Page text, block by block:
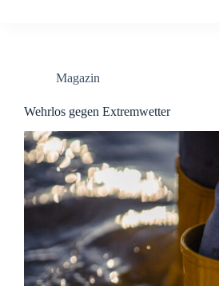
Magazin
Wehrlos gegen Extremwetter